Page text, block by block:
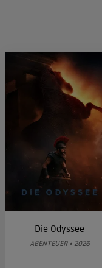
Die Odyssee
ABENTEUER • 2026